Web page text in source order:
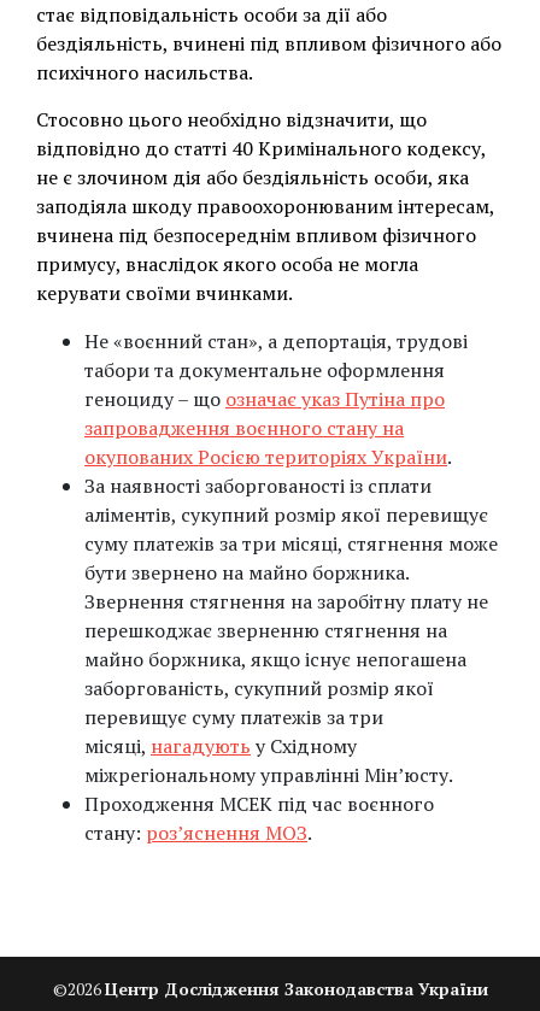
стає відповідальність особи за дії або
бездіяльність, вчинені під впливом фізичного або
психічного насильства.
Стосовно цього необхідно відзначити, що
відповідно до статті 40 Кримінального кодексу,
не є злочином дія або бездіяльність особи, яка
заподіяла шкоду правоохоронюваним інтересам,
вчинена під безпосереднім впливом фізичного
примусу, внаслідок якого особа не могла
керувати своїми вчинками.
Не «воєнний стан», а депортація, трудові
табори та документальне оформлення
геноциду – що означає указ Путіна про
запровадження воєнного стану на
окупованих Росією територіях України.
За наявності заборгованості із сплати
аліментів, сукупний розмір якої перевищує
суму платежів за три місяці, стягнення може
бути звернено на майно боржника.
Звернення стягнення на заробітну плату не
перешкоджає зверненню стягнення на
майно боржника, якщо існує непогашена
заборгованість, сукупний розмір якої
перевищує суму платежів за три
місяці, нагадують у Східному
міжрегіональному управлінні Мін’юсту.
Проходження МСЕК під час воєнного
стану: роз’яснення МОЗ.
©2026Центр Дослідження Законодавства України